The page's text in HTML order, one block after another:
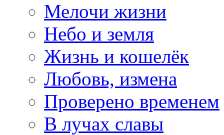
Мелочи жизни
Небо и земля
Жизнь и кошелёк
Любовь, измена
Проверено временем
В лучах славы